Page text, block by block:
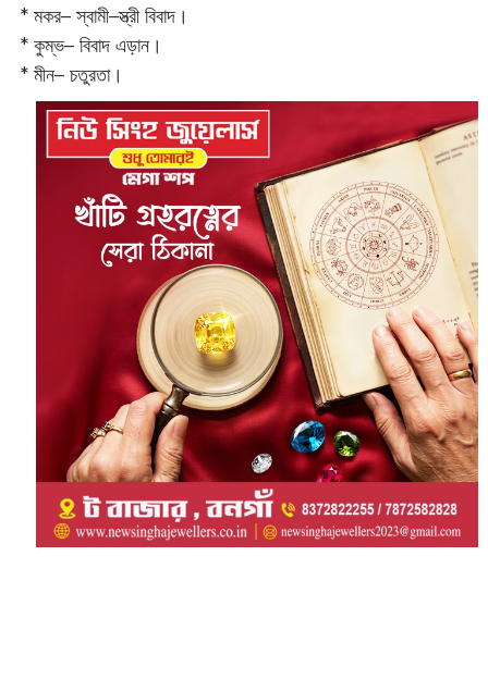
* মকর– স্বামী–স্ত্রী বিবাদ।‌
* কুম্ভ– বিবাদ এড়ান।
* মীন– চতুরতা।‌‌‌‌‌‌‌‌‌‌‌‌‌‌‌‌‌‌‌‌‌‌‌‌‌‌‌‌‌‌‌‌‌‌‌‌‌‌‌‌‌‌‌‌‌‌‌‌